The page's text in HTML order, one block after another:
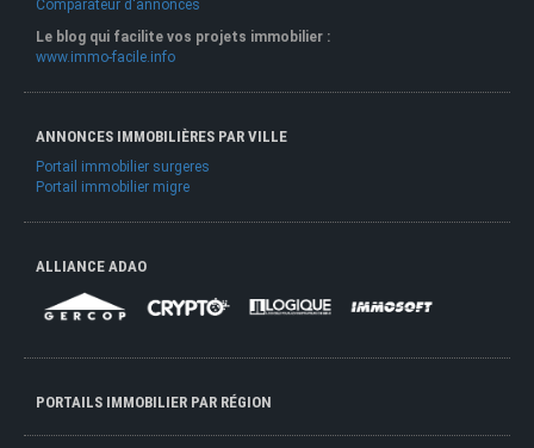
Comparateur d'annonces
Le blog qui facilite vos projets immobilier :
www.immo-facile.info
ANNONCES IMMOBILIÈRES PAR VILLE
Portail immobilier surgeres
Portail immobilier migre
ALLIANCE ADAO
PORTAILS IMMOBILIER PAR RÉGION